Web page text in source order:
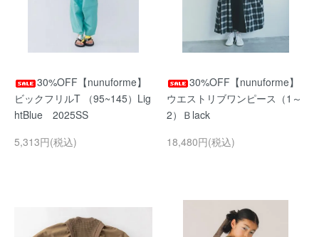
30%OFF【nunuforme】
ビックフリルT （95~145）Lig
htBlue 2025SS
5,313円(税込)
30%OFF【nunuforme】
ウエストリブワンピース（1～
2）Ｂlack
18,480円(税込)